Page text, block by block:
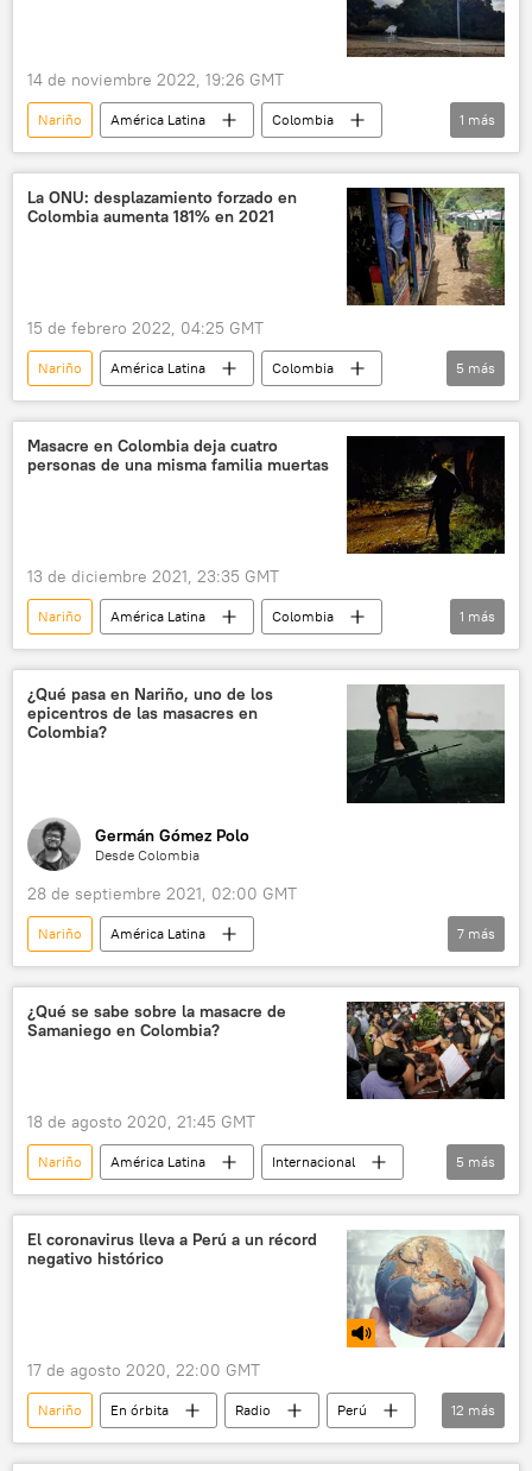
14 de noviembre 2022, 19:26 GMT
Nariño América Latina
Colombia
Tumaco
1 más
La ONU: desplazamiento forzado en
Colombia aumenta 181% en 2021
15 de febrero 2022, 04:25 GMT
Nariño América Latina
Colombia
desplazamiento
migración
ONU
Cauca
Chocó
5 más
Masacre en Colombia deja cuatro
personas de una misma familia muertas
13 de diciembre 2021, 23:35 GMT
Nariño América Latina
Colombia
masacre
1 más
¿Qué pasa en Nariño, uno de los
epicentros de las masacres en
Colombia?
Germán Gómez Polo
Desde Colombia
28 de septiembre 2021, 02:00 GMT
Nariño
América Latina
💬 Opinión y Análisis
📝 Reportajes
Colombia
enfrentamientos
masacre
grupos armados
7 más
¿Qué se sabe sobre la masacre de
Samaniego en Colombia?
18 de agosto 2020, 21:45 GMT
Nariño América Latina
Internacional
Colombia
asesinato
jóvenes
masacre
noticias
5 más
El coronavirus lleva a Perú a un récord
negativo histórico
17 de agosto 2020, 22:00 GMT
Nariño En órbita Radio
Perú
coronavirus
coronavirus en América Latina
12 más